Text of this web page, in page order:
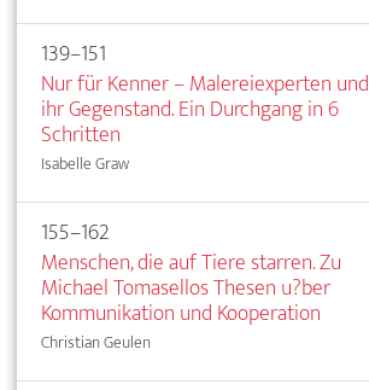
139–151
Nur für Kenner – Malereiexperten und
ihr Gegenstand. Ein Durchgang in 6
Schritten
Isabelle Graw
155–162
Menschen, die auf Tiere starren. Zu
Michael Tomasellos Thesen u?ber
Kommunikation und Kooperation
Christian Geulen